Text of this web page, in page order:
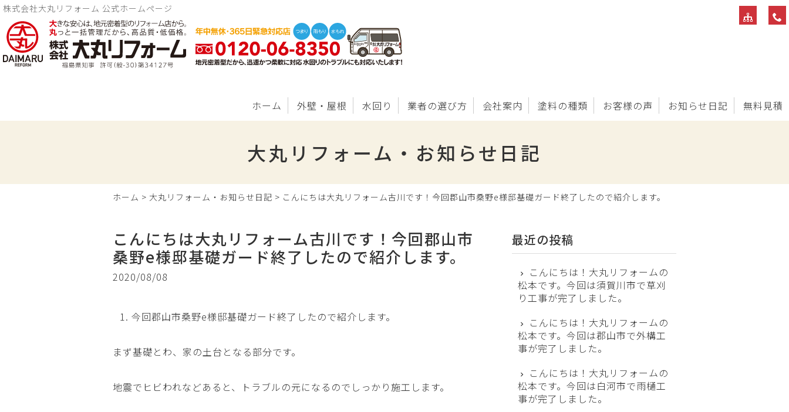
株式会社大丸リフォーム 公式ホームページ
ホーム 外壁・屋根 水回り 業者の選び方 会社案内 塗料の種類 お客様の声 お知らせ日記 無料見積
大丸リフォーム・お知らせ日記
ホーム > 大丸リフォーム・お知らせ日記 > こんにちは大丸リフォーム古川です！今回郡山市桑野e様邸基礎ガード終了したので紹介します。
こんにちは大丸リフォーム古川です！今回郡山市
桑野e様邸基礎ガード終了したので紹介します。
2020/08/08
今回郡山市桑野e様邸基礎ガード終了したので紹介します。
まず基礎とわ、家の土台となる部分です。
地震でヒビわれなどあると、トラブルの元になるのでしっかり施工します。
最近の投稿
こんにちは！大丸リフォームの
松本です。今回は須賀川市で草刈
り工事が完了しました。
こんにちは！大丸リフォームの
松本です。今回は郡山市で外構工
事が完了しました。
こんにちは！大丸リフォームの
松本です。今回は白河市で雨樋工
事が完了しました。